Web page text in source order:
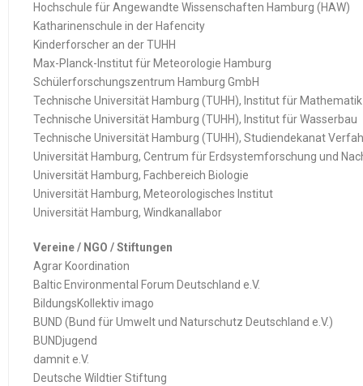
Hochschule für Angewandte Wissenschaften Hamburg (HAW)
Katharinenschule in der Hafencity
Kinderforscher an der TUHH
Max-Planck-Institut für Meteorologie Hamburg
Schülerforschungszentrum Hamburg GmbH
Technische Universität Hamburg (TUHH), Institut für Mathematik
Technische Universität Hamburg (TUHH), Institut für Wasserbau
Technische Universität Hamburg (TUHH), Studiendekanat
Universität Hamburg, Centrum für Erdsystemforschung und
Universität Hamburg, Fachbereich Biologie
Universität Hamburg, Meteorologisches Institut
Universität Hamburg, Windkanallabor
Vereine / NGO / Stiftungen
Agrar Koordination
Baltic Environmental Forum Deutschland e.V.
BildungsKollektiv imago
BUND (Bund für Umwelt und Naturschutz Deutschland e.V.)
BUNDjugend
damnit e.V.
Deutsche Wildtier Stiftung